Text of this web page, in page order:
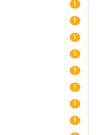
1
1
1
1
1
1
1
1